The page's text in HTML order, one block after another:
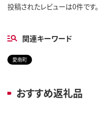
投稿されたレビューは0件です。
関連キーワード
愛南町
おすすめ返礼品